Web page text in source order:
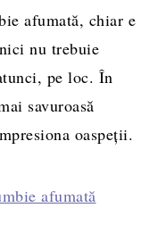
afumată, chiar e
nu trebuie
pe loc. În
savuroasă
oaspeții.